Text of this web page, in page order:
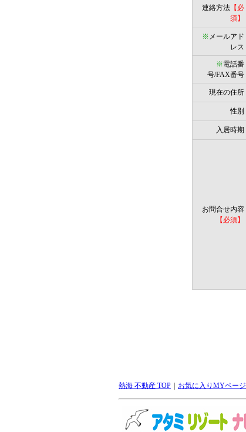
連絡方法【必
須】
※ メールアド
レス
※電話番
号/FAX番号
現在の住所
性別
入居時期
お問合せ内容
【必須】
熱海 不動産 TOP お気に入りMYページ